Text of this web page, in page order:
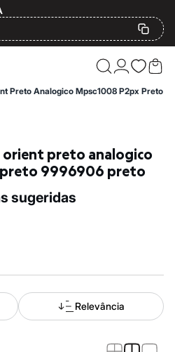
Preto Analogico Mpsc1008 P2px Preto
9996906 preto
sugeridas
Relevância